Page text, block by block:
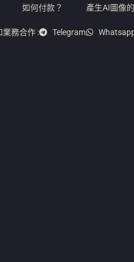
如何付款？ 產生AI圖像
業務合作 : Telegram